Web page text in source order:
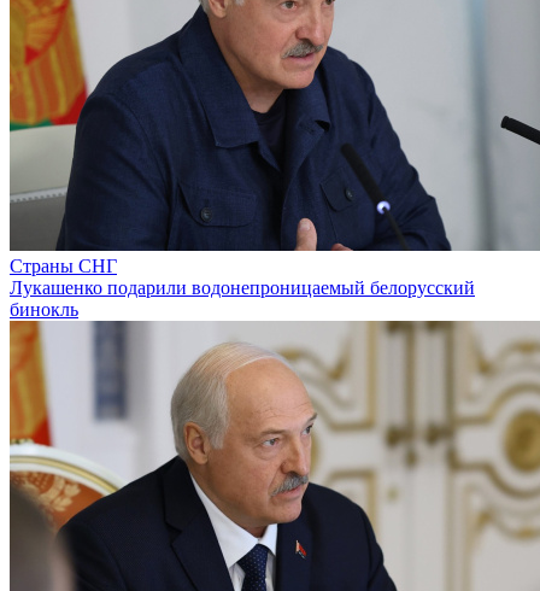
Страны СНГ
Лукашенко подарили водонепроницаемый белорусский
бинокль